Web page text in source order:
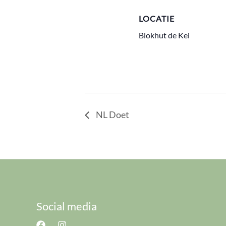
LOCATIE
Blokhut de Kei
NL Doet
Social media